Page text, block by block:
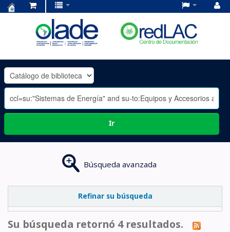
OLADE
-
Ir
Búsqueda avanzada
Refinar su búsqueda
Su búsqueda retornó 4 resultados.